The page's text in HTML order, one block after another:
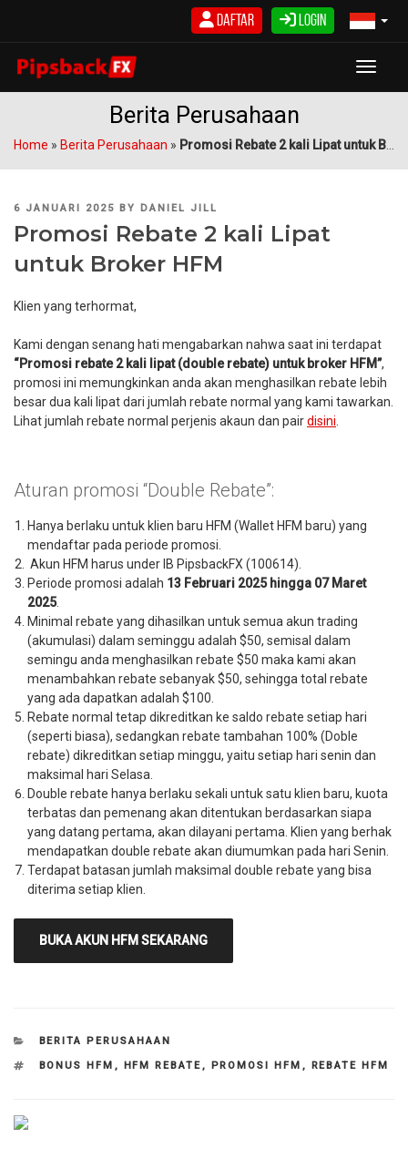
Login
Daftar
Berita Perusahaan
Home » Berita Perusahaan » Promosi Rebate 2 kali Lipat untuk Broker HFM
POSTED
6 JANUARI 2025 BY DANIEL JILL
Promosi Rebate 2 kali Lipat
untuk Broker HFM
Klien yang terhormat,
Kami dengan senang hati mengabarkan nahwa saat ini terdapat
“Promosi rebate 2 kali lipat (double rebate) untuk broker HFM”,
promosi ini memungkinkan anda akan menghasilkan rebate lebih
besar dua kali lipat dari jumlah rebate normal yang kami tawarkan.
Lihat jumlah rebate normal perjenis akaun dan pairdisini
Aturan promosi “Double Rebate”:
Hanya berlaku untuk klien baru HFM (Wallet HFM baru) yang
mendaftar pada periode promosi.
Akun HFM harus under IB PipsbackFX (100614).
Periode promosi adalah 13 Februari 2025 hingga 07 Maret
2025.
Minimal rebate yang dihasilkan untuk semua akun trading
(akumulasi) dalam seminggu adalah $50, semisal dalam
semingu anda menghasilkan rebate $50 maka kami akan
menambahkan rebate sebanyak $50, sehingga total rebate
yang ada dapatkan adalah $100.
Rebate normal tetap dikreditkan ke saldo rebate setiap hari
(seperti biasa), sedangkan rebate tambahan 100% (Doble
rebate) dikreditkan setiap minggu, yaitu setiap hari senin dan
maksimal hari Selasa.
Double rebate hanya berlaku sekali untuk satu klien baru, kuota
terbatas dan pemenang akan ditentukan berdasarkan siapa
yang datang pertama, akan dilayani pertama. Klien yang berhak
mendapatkan double rebate akan diumumkan pada hari Senin.
Terdapat batasan jumlah maksimal double rebate yang bisa
diterima setiap klien.
BUKA AKUN HFM SEKARANG
CATEGORIES
BERITA PERUSAHAAN
TAGS
BONUS HFM , HFM REBATE, PROMOSI HFM , REBATE HFM